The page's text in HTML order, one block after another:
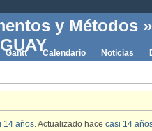
y Métodos
Gantt Calendario Noticias
14 años. Actualizado hace casi 14